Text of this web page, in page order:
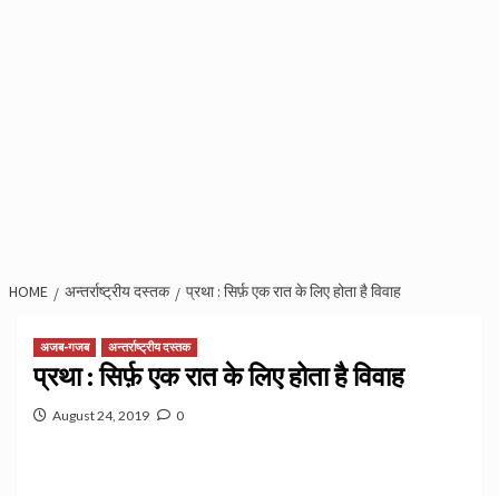
HOME अन्तर्राष्ट्रीय दस्तक प्रथा : सिर्फ़ एक रात के लिए होता है विवाह
अजब-गजब अन्तर्राष्ट्रीय दस्तक
प्रथा : सिर्फ़ एक रात के लिए होता है विवाह
August 24, 2019 0